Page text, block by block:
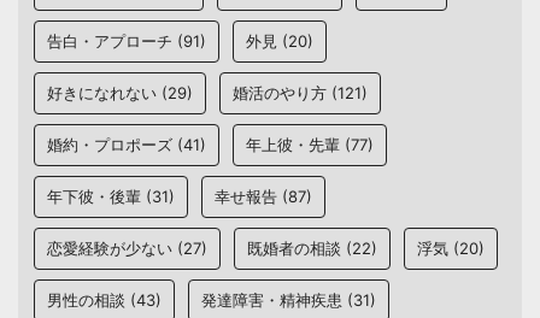
告白・アプローチ (91) 外見 (20)
好きになれない (29) 婚活のやり方 (121)
婚約・プロポーズ (41) 年上彼・先輩 (77)
年下彼・後輩 (31) 幸せ報告 (87)
恋愛経験が少ない (27) 既婚者の相談 (22) 浮気 (20)
男性の相談 (43) 発達障害・精神疾患 (31)